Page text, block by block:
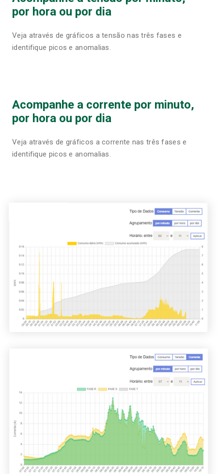
por hora ou por dia
Veja através de gráficos a tensão nas três fases e
identifique picos e anomalias.
Acompanhe a corrente por minuto,
por hora ou por dia
Veja através de gráficos a corrente nas três fases e
identifique picos e anomalias.